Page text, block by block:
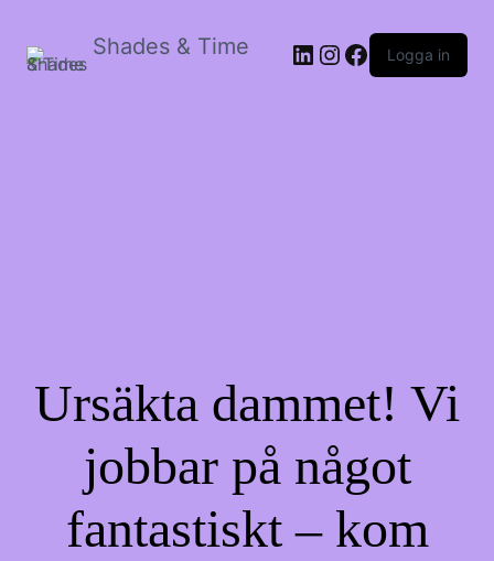
Shades & Time LinkedIn
Instagram
Facebook
Logga in
Ursäkta dammet! Vi
jobbar på något
fantastiskt – kom